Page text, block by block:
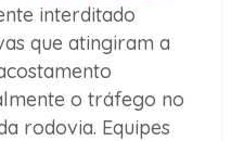
interditado
que atingiram a
o tráfego no
rodovia. Equipes